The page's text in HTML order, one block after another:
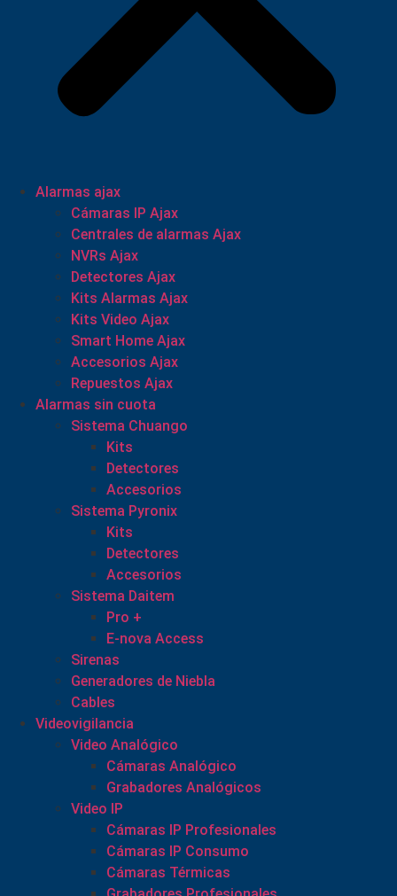
Alarmas ajax
Cámaras IP Ajax
Centrales de alarmas Ajax
NVRs Ajax
Detectores Ajax
Kits Alarmas Ajax
Kits Video Ajax
Smart Home Ajax
Accesorios Ajax
Repuestos Ajax
Alarmas sin cuota
Sistema Chuango
Kits
Detectores
Accesorios
Sistema Pyronix
Kits
Detectores
Accesorios
Sistema Daitem
Pro +
E-nova Access
Sirenas
Generadores de Niebla
Cables
Videovigilancia
Video Analógico
Cámaras Analógico
Grabadores Analógicos
Video IP
Cámaras IP Profesionales
Cámaras IP Consumo
Cámaras Térmicas